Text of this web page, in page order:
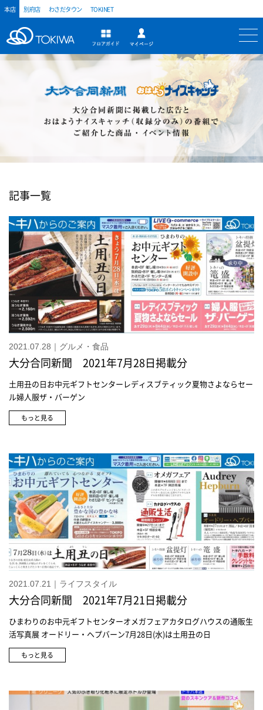
本店 別府店 わさだタウン TOKINET
トキハ フロアガイド
記事一覧
2021.07.28｜グルメ・食品
大分合同新聞 2021年7月28日掲載分
土用丑の日お中元ギフトセンターレディスブティック夏物さよならセー
ル婦人服ザ・バーゲン
もっと見る
2021.07.21｜ライフスタイル
大分合同新聞 2021年7月21日掲載分
ひまわりのお中元ギフトセンターオメガフェアカタログハウスの通販生
活写真展 オードリー・ヘプバーン7月28日(水)は土用丑の日
もっと見る